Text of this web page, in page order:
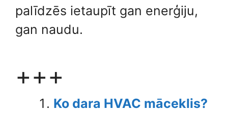
palīdzēs ietaupīt gan enerģiju,
gan naudu.
+++
Ko dara HVAC māceklis?